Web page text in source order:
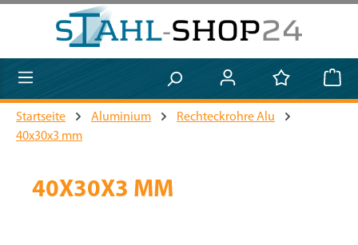
Zum Hauptinhalt springen
Startseite Aluminium
Rechteckrohre Alu
40x30x3 mm
40X30X3 MM